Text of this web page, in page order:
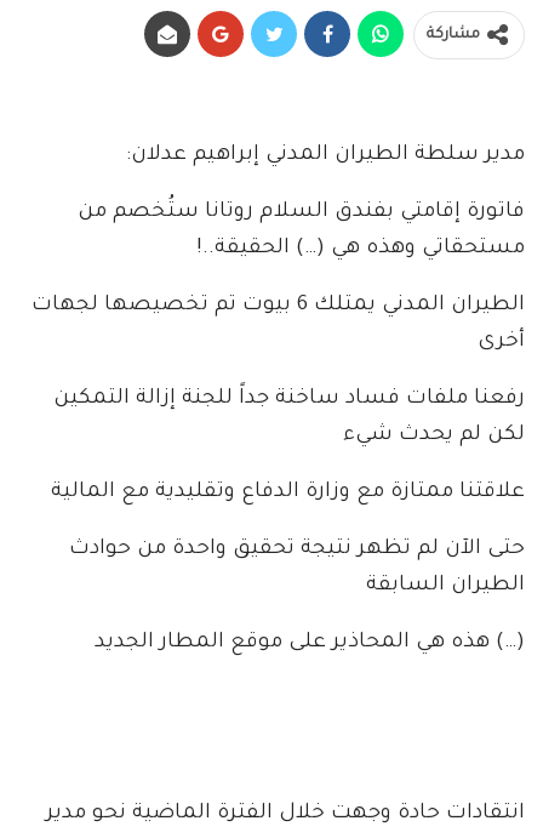
مشاركة
مدير سلطة الطيران المدني إبراهيم عدلان:
فاتورة إقامتي بفندق السلام روتانا ستُخصم من
مستحقاتي وهذه هي (…) الحقيقة..!
الطيران المدني يمتلك 6 بيوت تم تخصيصها لجهات
أخرى
رفعنا ملفات فساد ساخنة جداً للجنة إزالة التمكين
لكن لم يحدث شيء
علاقتنا ممتازة مع وزارة الدفاع وتقليدية مع المالية
حتى الآن لم تظهر نتيجة تحقيق واحدة من حوادث
الطيران السابقة
(…) هذه هي المحاذير على موقع المطار الجديد
انتقادات حادة وجهت خلال الفترة الماضية نحو مدير